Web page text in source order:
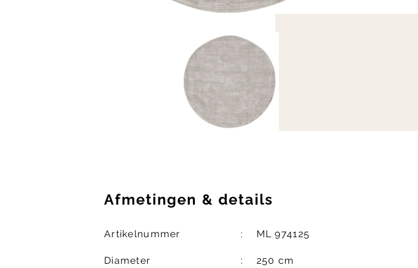
Afmetingen & details
Artikelnummer ML 974125
Diameter 250 cm